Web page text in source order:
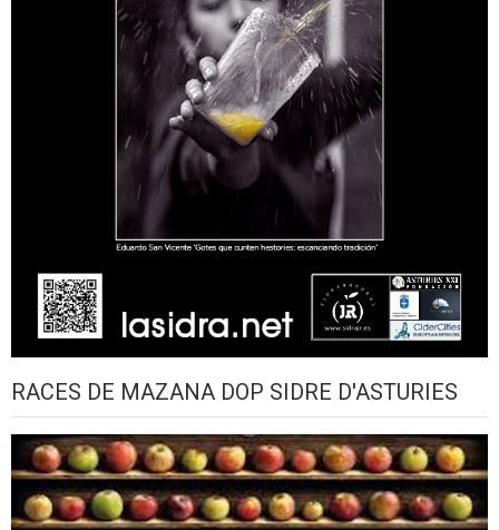
RACES DE MAZANA DOP SIDRE D'ASTURIES